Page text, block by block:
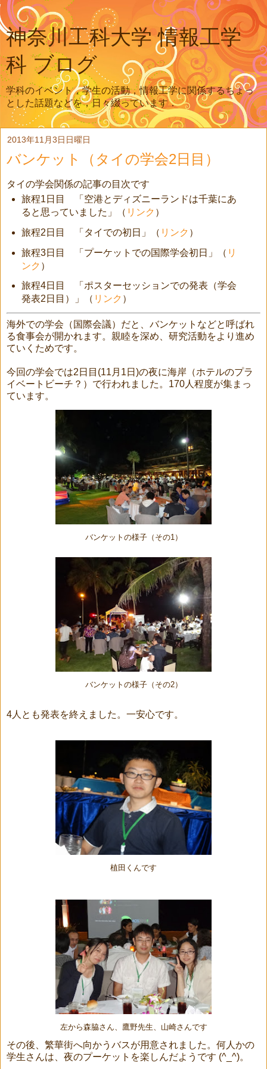
神奈川工科大学 情報工学
科 ブログ
学科のイベント，学生の活動，情報工学に関係するちょっ
とした話題などを，日々綴っています．
2013年11月3日日曜日
バンケット（タイの学会2日目）
タイの学会関係の記事の目次です
旅程1日目 「空港とディズニーランドは千葉にあ
ると思っていました」（ リンク ）
旅程2日目 「タイでの初日」（ リンク ）
旅程3日目 「プーケットでの国際学会初日」（ リ
ンク ）
旅程4日目 「ポスターセッションでの発表（学会
発表2日目）」（ リンク ）
海外での学会（国際会議）だと、バンケットなどと呼ばれ
る食事会が開かれます。親睦を深め、研究活動をより進め
ていくためです。
今回の学会では2日目(11月1日)の夜に海岸（ホテルのプラ
イベートビーチ？）で行われました。170人程度が集まっ
ています。
バンケットの様子（その1）
バンケットの様子（その2）
4人とも発表を終えました。一安心です。
植田くんです
左から森脇さん、鷹野先生、山崎さんです
その後、繁華街へ向かうバスが用意されました。何人かの
学生さんは、夜のプーケットを楽しんだようです (^_^)。